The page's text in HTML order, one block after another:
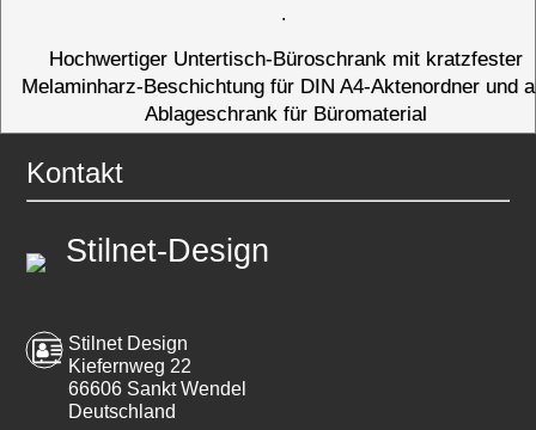
.
Hochwertiger Untertisch-Büroschrank mit kratzfester
Melaminharz-Beschichtung für DIN A4-Aktenordner und
Ablageschrank für Büromaterial
Kontakt
Stilnet-Design
Stilnet Design
Kiefernweg 22
66606 Sankt Wendel
Deutschland